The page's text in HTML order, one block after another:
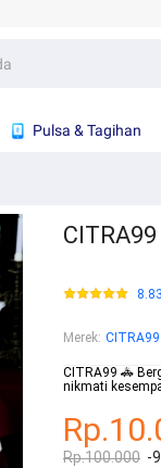
Pulsa & Tagihan
Merek: CITRA99
CITRA99 🚓
nikmati
Rp.100.000 -